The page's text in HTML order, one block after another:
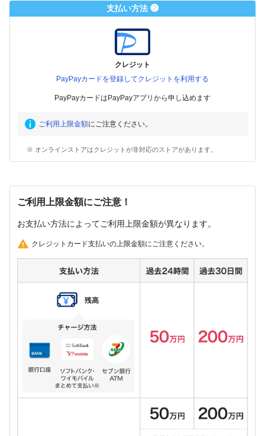
支払い方法 ❷
クレジット
PayPayカードを登録してクレジットを利用する
PayPayカードはPayPayアプリから申し込めます
ご利用上限金額にご注意ください。
※ オンラインストアはクレジットが非対応のストアがあります。
ご利用上限金額にご注意！
お支払い方法によってご利用上限金額が異なります。
クレジットカード支払いの上限金額にご注意ください。